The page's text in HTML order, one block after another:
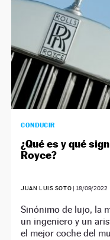
CONDUCIR
¿Qué es y qué
Royce?
JUAN LUIS SOTO | 18/09/2022
Sinónimo de lujo, la
un ingeniero y un
el mejor coche del